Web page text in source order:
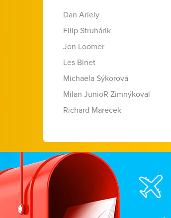
Dan Ariely
Filip Struhárik
Jon Loomer
Les Binet
Michaela Sýkorová
Milan JunioR Zimnýkoval
Richard Marecek